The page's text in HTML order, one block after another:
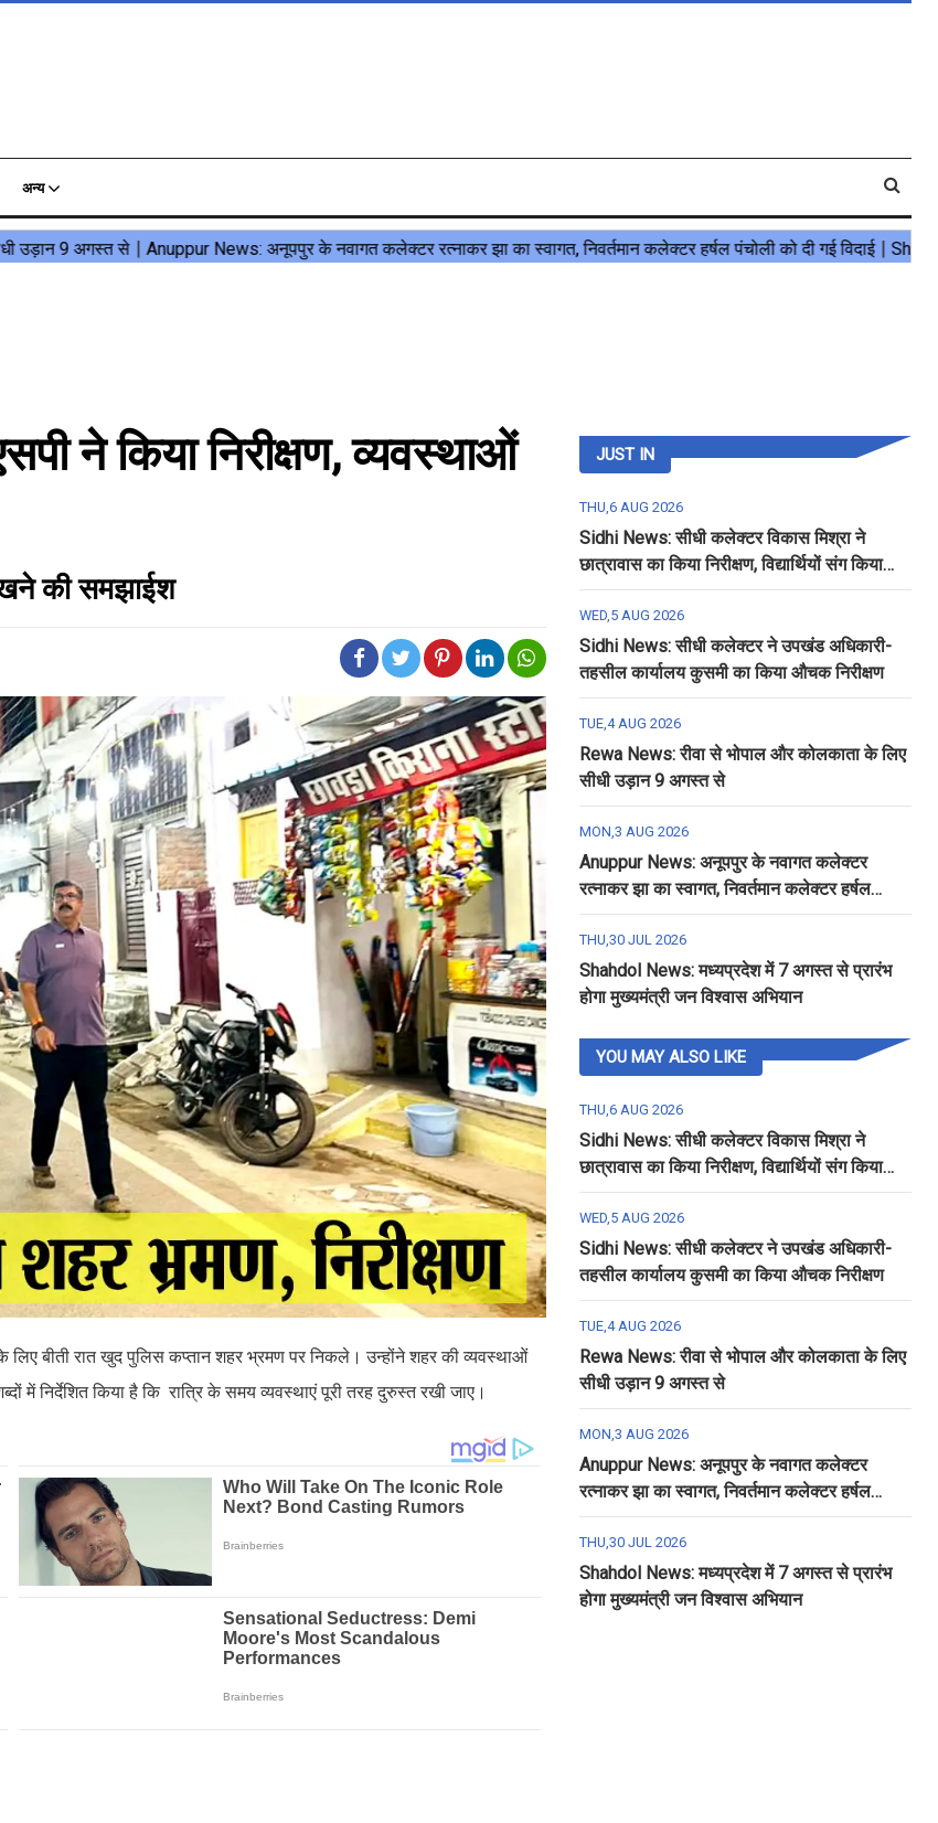
अन्य
ने किया निरीक्षण, व्यवस्थाओं
की समझाईश
लिए बीती रात खुद पुलिस कप्तान शहर भ्रमण पर निकले। उन्होंने शहर की व्यवस्थाओं
में निर्देशित किया है कि रात्रि के समय व्यवस्थाएं पूरी तरह दुरुस्त रखी जाए।
JUST IN
THU,6 AUG 2026
Sidhi News: सीधी कलेक्टर विकास मिश्रा ने
छात्रावास का किया निरीक्षण, विद्यार्थियों संग किया
रात्रि भोजन
WED,5 AUG 2026
Sidhi News: सीधी कलेक्टर ने उपखंड अधिकारी-
तहसील कार्यालय कुसमी का किया औचक निरीक्षण
TUE,4 AUG 2026
Rewa News: रीवा से भोपाल और कोलकाता के लिए
सीधी उड़ान 9 अगस्त से
MON,3 AUG 2026
Anuppur News: अनूपपुर के नवागत कलेक्टर
रत्नाकर झा का स्वागत, निवर्तमान कलेक्टर हर्षल
पंचोली को दी गई विदाई
THU,30 JUL 2026
Shahdol News: मध्यप्रदेश में 7 अगस्त से प्रारंभ
होगा मुख्यमंत्री जन विश्वास अभियान
YOU MAY ALSO LIKE
THU,6 AUG 2026
Sidhi News: सीधी कलेक्टर विकास मिश्रा ने
छात्रावास का किया निरीक्षण, विद्यार्थियों संग किया
रात्रि भोजन
WED,5 AUG 2026
Sidhi News: सीधी कलेक्टर ने उपखंड अधिकारी-
तहसील कार्यालय कुसमी का किया औचक निरीक्षण
TUE,4 AUG 2026
Rewa News: रीवा से भोपाल और कोलकाता के लिए
सीधी उड़ान 9 अगस्त से
MON,3 AUG 2026
Anuppur News: अनूपपुर के नवागत कलेक्टर
रत्नाकर झा का स्वागत, निवर्तमान कलेक्टर हर्षल
पंचोली को दी गई विदाई
THU,30 JUL 2026
Shahdol News: मध्यप्रदेश में 7 अगस्त से प्रारंभ
होगा मुख्यमंत्री जन विश्वास अभियान